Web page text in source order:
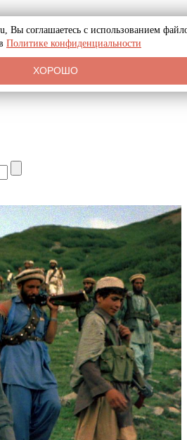
Вы соглашаетесь с использованием
Политике конфиденциальности
ХОРОШО